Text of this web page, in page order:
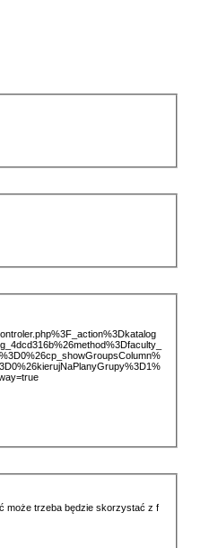
może trzeba będzie skorzystać z f